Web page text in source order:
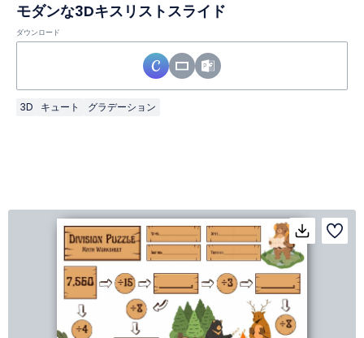
モダンな3Dキスリストスライド
ダウンロード
3D キュート グラデーション